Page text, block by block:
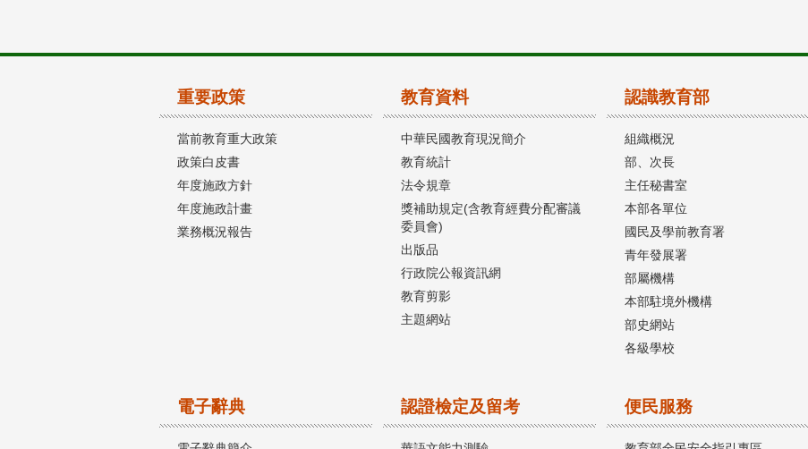
重要政策
當前教育重大政策
政策白皮書
年度施政方針
年度施政計畫
業務概況報告
教育資料
中華民國教育現況簡介
教育統計
法令規章
獎補助規定(含教育經費分配審議
委員會)
出版品
行政院公報資訊網
教育剪影
主題網站
認識教育部
組織概況
部、次長
主任秘書室
本部各單位
國民及學前教育署
青年發展署
部屬機構
本部駐境外機構
部史網站
各級學校
電子辭典 認證檢定及留考 便民服務